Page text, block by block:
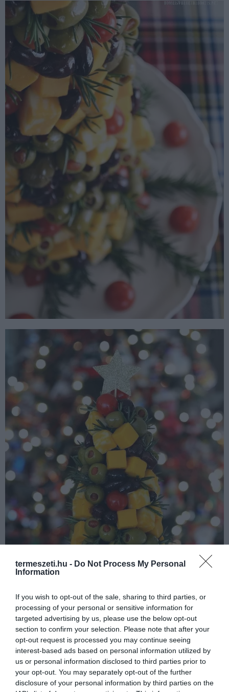
termeszeti.hu - Do Not Process My Personal
Information
If you wish to opt-out of the sale, sharing to third parties, or
processing of your personal or sensitive information for
targeted advertising by us, please use the below opt-out
section to confirm your selection. Please note that after your
opt-out request is processed you may continue seeing
interest-based ads based on personal information utilized by
us or personal information disclosed to third parties prior to
your opt-out. You may separately opt-out of the further
disclosure of your personal information by third parties on the
Forrás:www.hometalk.com